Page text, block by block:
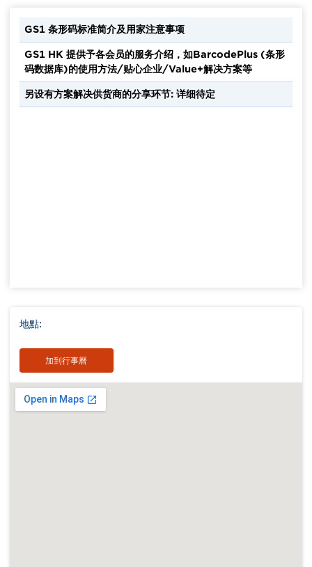
GS1 条形码标准简介及用家注意事项
GS1 HK 提供予各会员的服务介绍，如BarcodePlus (条形
码数据库)的使用方法/贴心企业/Value+解决方案等
另设有方案解决供货商的分享环节: 详细待定
地點:
加到行事曆